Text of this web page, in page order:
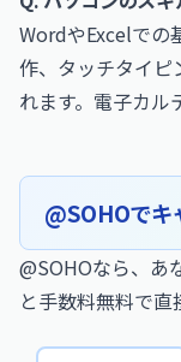
WordやExcelでの
作、タッチタイピ
れます。電子カル
@SOHOでキ
@SOHOなら、あ
と手数料無料で直